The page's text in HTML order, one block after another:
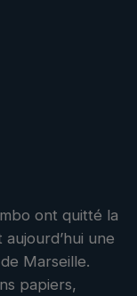
ont quitté la
une
Marseille.
papiers,